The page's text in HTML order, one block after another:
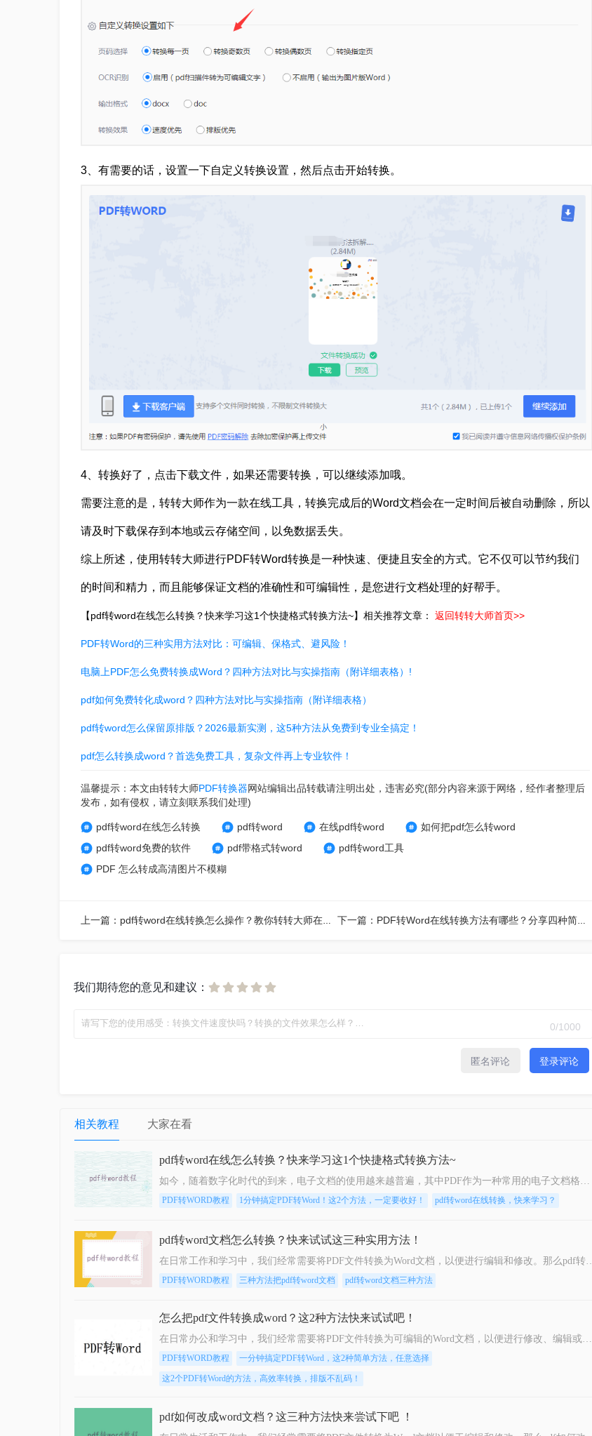
3、有需要的话，设置一下自定义转换设置，然后点击开始转换。
4、转换好了，点击下载文件，如果还需要转换，可以继续添加哦。
需要注意的是，转转大师作为一款在线工具，转换完成后的Word文档会在一定时间后被自动删除，所以
请及时下载保存到本地或云存储空间，以免数据丢失。
综上所述，使用转转大师进行PDF转Word转换是一种快速、便捷且安全的方式。它不仅可以节约我们
的时间和精力，而且能够保证文档的准确性和可编辑性，是您进行文档处理的好帮手。
【pdf转word在线怎么转换？快来学习这1个快捷格式转换方法~】相关推荐文章： 返回转转大师首页>>
PDF转Word的三种实用方法对比：可编辑、保格式、避风险！
电脑上PDF怎么免费转换成Word？四种方法对比与实操指南（附详细表格）!
pdf如何免费转化成word？四种方法对比与实操指南（附详细表格）
pdf转word怎么保留原排版？2026最新实测，这5种方法从免费到专业全搞定！
pdf怎么转换成word？首选免费工具，复杂文件再上专业软件！
温馨提示：本文由转转大师PDF转换器网站编辑出品转载请注明出处，违害必究(部分内容来源于网络，经作者整理后
发布，如有侵权，请立刻联系我们处理)
pdf转word在线怎么转换 pdf转word 在线pdf转word
如何把pdf怎么转word
pdf转word免费的软件
pdf带格式转word
pdf转word工具
PDF 怎么转成高清图片不模糊
上一篇：pdf转word在线转换怎么操作？教你转转大师在线转换！ 下一篇：PDF转Word在线转换方法有哪些？分享四种简单高效的工具！
我们期待您的意见和建议：
0/1000
匿名评论 登录评论
相关教程 大家在看
pdf转word在线怎么转换？快来学习这1个快捷格式转换方法~
PDF转WORD教程 1分钟搞定PDF转Word！这2个方法，一定要收好！ pdf转word在线转换，快来学习？
pdf转word文档怎么转换？快来试试这三种实用方法！
在日常工作和学习中，我们经常需要将PDF文件转换为Word文档，以便进行编辑和修改。那么pdf转word文档怎么转换呢？本文将介绍三种常用的PDF转Word方法。
PDF转WORD教程 三种方法把pdf转word文档 pdf转word文档三种方法
怎么把pdf文件转换成word？这2种方法快来试试吧！
在日常办公和学习中，我们经常需要将PDF文件转换为可编辑的Word文档，以便进行修改、编辑或进一步处理。那么怎么把pdf文件转换成word呢？本文将介绍两种将PDF转换为Word的高效方法，每种方法都有其独特的优缺点和适用场景，用户可以根据自己的需求灵活选择。
PDF转WORD教程 一分钟搞定PDF转Word，这2种简单方法，任意选择
这2个PDF转Word的方法，高效率转换，排版不乱码！
pdf如何改成word文档？这三种方法快来尝试下吧 ！